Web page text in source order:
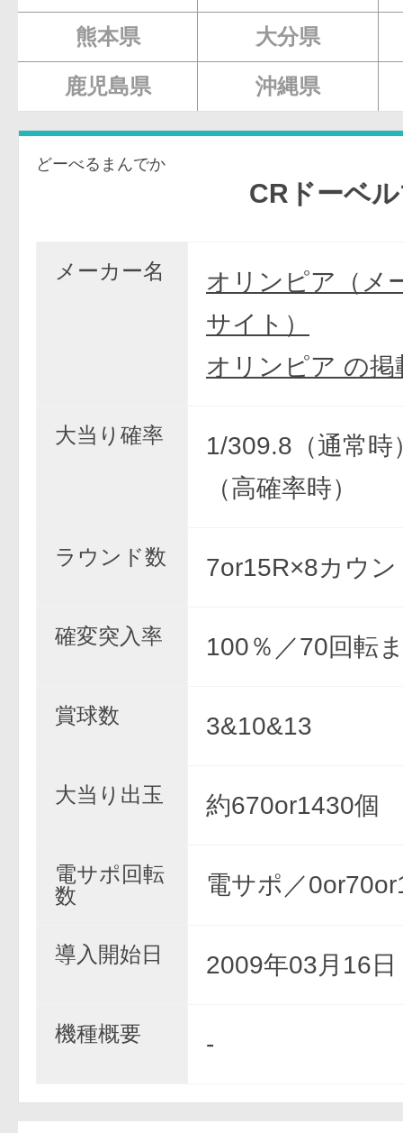
熊本県 大分県
鹿児島県 沖縄県
どーべるまんでか
CRドーベルマン
メーカー名
オリンピア（メ
サイト）
オリンピア の掲
大当り確率
1/309.8（通常時
（高確率時）
ラウンド数 7or15R×8カウン
確変突入率 100％／70回転
賞球数 3&10&13
大当り出玉 約670or1430個
電サポ回転
数
電サポ／
導入開始日 2009年03月16日
機種概要 -